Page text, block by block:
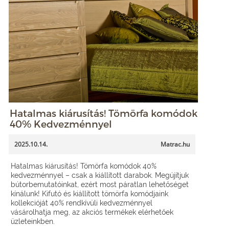
Hatalmas kiárusítás! Tömörfa komódok
40% Kedvezménnyel
2025.10.14. Matrac.hu
Hatalmas kiárusítás! Tömörfa komódok 40%
kedvezménnyel – csak a kiállított darabok. Megújítjuk
bútorbemutatóinkat, ezért most páratlan lehetőséget
kínálunk! Kifutó és kiállított tömörfa komódjaink
kollekcióját 40% rendkívüli kedvezménnyel
vásárolhatja meg, az akciós termékek elérhetőek
üzleteinkben.